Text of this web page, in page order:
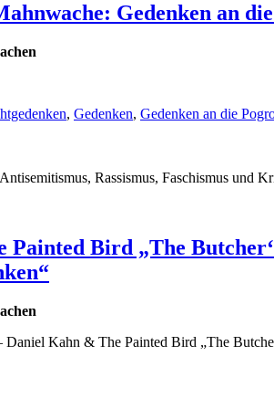
Gedenken an
, Gedenken, Gedenken an die
Rassismus, Faschismus und
Bird „The
Kahn & The Painted Bird „The